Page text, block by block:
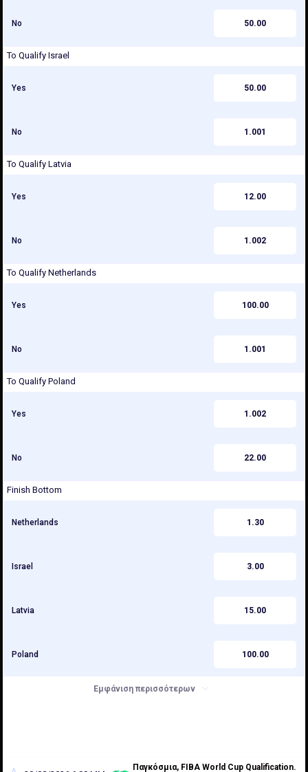
No 50.00
To Qualify Israel
Yes 50.00
No 1.001
To Qualify Latvia
Yes 12.00
No 1.002
To Qualify Netherlands
Yes 100.00
No 1.001
To Qualify Poland
Yes 1.002
No 22.00
Finish Bottom
Netherlands 1.30
Israel 3.00
Latvia 15.00
Poland 100.00
Εμφάνιση περισσότερων
Παγκόσμια, FIBA World Cup Qualification.